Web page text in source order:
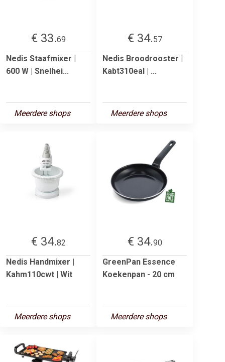
€ 33.69
Nedis Staafmixer |
600 W | Snelhei...
Meerdere shops
€ 34.57
Nedis Broodrooster |
Kabt310eal | ...
Meerdere shops
€ 34.82
Nedis Handmixer |
Kahm110cwt | Wit
Meerdere shops
€ 34.90
GreenPan Essence
Koekenpan - 20 cm
Meerdere shops